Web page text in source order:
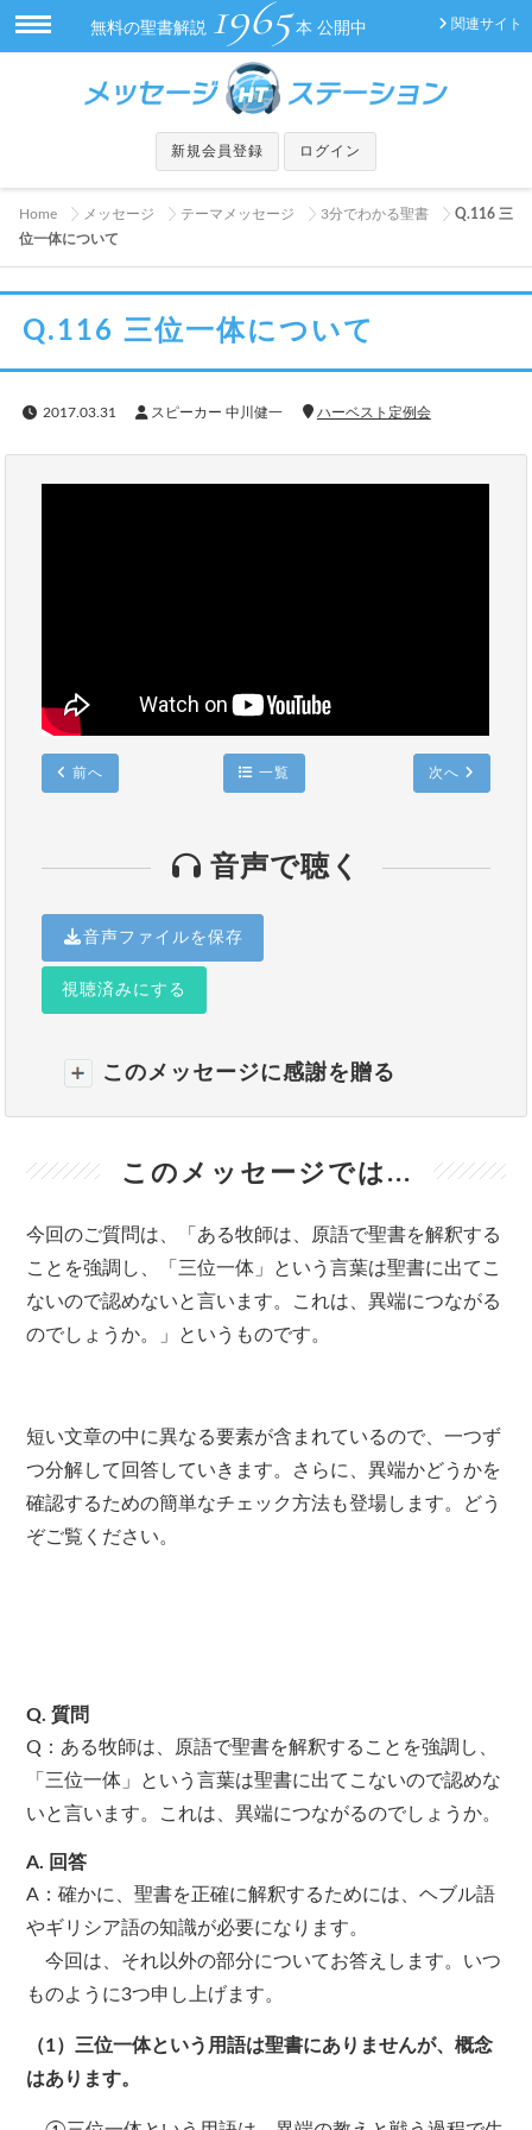
関連サイト
無料の聖書解説 1965 本 公開中
新規会員登録 ログイン
Home メッセージ テーマメッセージ 3分でわかる聖書
Q.116 三
位一体について
Q.116 三位一体について
2017.03.31 スピーカー 中川健一 ハーベスト定例会
前へ 一覧 次へ
音声で聴く
音声ファイルを保存
視聴済みにする
このメッセージに感謝を贈る
このメッセージでは...
今回のご質問は、「ある牧師は、原語で聖書を解釈する
ことを強調し、「三位一体」という言葉は聖書に出てこ
ないので認めないと言います。これは、異端につながる
のでしょうか。」というものです。
短い文章の中に異なる要素が含まれているので、一つず
つ分解して回答していきます。さらに、異端かどうかを
確認するための簡単なチェック方法も登場します。どう
ぞご覧ください。
Q. 質問
Q：ある牧師は、原語で聖書を解釈することを強調し、
「三位一体」という言葉は聖書に出てこないので認めな
いと言います。これは、異端につながるのでしょうか。
A. 回答
A：確かに、聖書を正確に解釈するためには、ヘブル語
やギリシア語の知識が必要になります。
今回は、それ以外の部分についてお答えします。いつ
ものように3つ申し上げます。
（1）三位一体という用語は聖書にありませんが、概念
はあります。